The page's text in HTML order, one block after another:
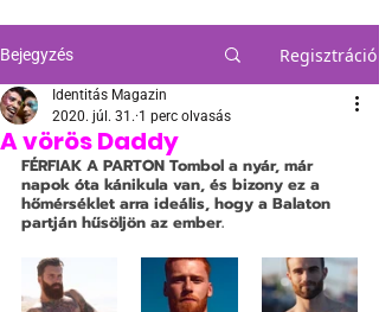
Bejegyzés Regisztráció
A vörös Daddy
Identitás Magazin
2020. júl. 31. 1 perc olvasás
FÉRFIAK A PARTON Tombol a nyár, már
napok óta kánikula van, és bizony ez a
hőmérséklet arra ideális, hogy a Balaton
partján hűsöljön az ember.